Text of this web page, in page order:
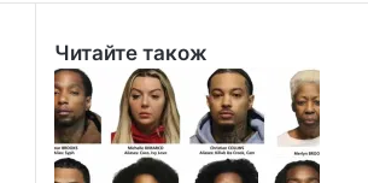
Читайте також
Close